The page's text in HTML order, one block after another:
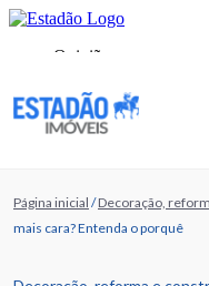
Página inicial /Decoração,
mais cara? Entenda o porquê